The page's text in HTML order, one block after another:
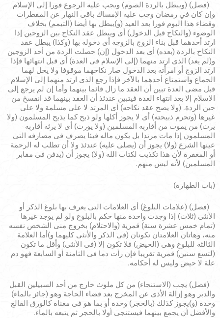
(فصل) (ويبطل بالردة الصوم) ويجب عليه الرجوع فورا إلى الإسلام
وإن كان في رمضان وجب عليه الإمساك باقى النهار عن المفطرات
وقضاء هذا اليوم فورا بعد العيد (و)يبطل بها أيضا (التيمم) بخلاف
الوضوء (والنكاح قبل الدخول) أى ويبطل عقد النكاح بين الزوجين إذا
ارتد أحدهما قبل بناء الزوج بالزوجة أى دخوله بها (وكذا) يبطل عقد
النكاح بالردة (بعده) أى بعد الدخول (إن) حصلت الردة من أحد الزوجين
و(لم يعد) الذى ارتد منهما (إلى الإسلام فى العدة) أى قبل انتهائها فإذا
ارتد الزوج أو امرأته بعد الدخول صار نكاحهما موقوفا ولا يحل لهما
الجماع واستمتاع أحدهما بالآخر فإذا رجع الذى ارتد منهما إلى الإسلام
قبل مضى العدة تبين أن العقد ما زال قائما بينهما وأما إن لم يرجع إلى
الإسلام إلا بعد انتهاء العدة فيتبين عندئذ أن العقد بينهما قد انفسخ من
حين الردة. (ولا يصح عقد نكاحه) أى المرتد لا على مسلمة ولا على
غيرها (وتحرم ذبيحته) أى لا يجوز أكلها ولو ذبح كما يذبح المسلمون (ولا
يرث) من يموت من أقاربه المسلمين (ولا يورث) أى لا يرثه أقاربه
المسلمون إذا مات مرتدا بل يكون ماله فيئا يصرف فى مصارفه التى
عينها الشرع (ولا) يجوز أن (يصلى عليه) عندئذ ولا أن تطلب له الرحمة
أو المغفرة لأن هذا تكذيب لكتاب الله (ولا) يجوز أن (يدفن فى مقابر
المسلمين) لأنه ليس منهم.
(باب الطهارة)
(فصل) (علامات البلوغ) أى العلامات التى يعرف بها بلوغ الذكر أو
الأنثى (ثلاث) إذا وجدت واحدة منها حكم بالبلوغ ولو لم يوجد غيرها
(تمام خمس عشرة سنة) قمرية (والاحتلام) بخروج منى الشخص نفسه
منه، وهاتان العلامتان تكونان (فى الذكر والأنثى كليهما و)أما العلامة
الثالثة للبلوغ وهى (الحيض) فلا تكون إلا (فى الأنثى) وأقل ما تكون
(لتسع سنين) قمرية تقريبا فإن رأت دما فى الثامنة أو السابعة فهو دم
علة لا حيض وليس له أحكامه.
(فصل) يجب (الاستنجاء) من كل ملوث خارج من أحد السبيلين القبل
والدبر وهو إزالة الأذى عن المخرج بعد قضاء الحاجة وهو (جائز بالماء)
وحده (و)يجوز كذلك (بالحجر) وحده أو بما هو فى معناه كالورق القالع
والأفضل أن يجمع بينهما فيستنجى أولا بالحجر ثم يتبعه بالماء.